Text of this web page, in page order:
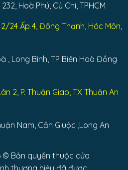
Hoà Phú, Củ Chi, TPHCM
24 Ấp 4, Đông Thạnh, Hóc Môn,
, Long Bình, TP Biên Hoà Đồng
2, P. Thuận Giao, TX Thuận An
Nam, Cần Giuộc ,Long An
© Bản quyền thuộc cửa
thương hiệu đã được